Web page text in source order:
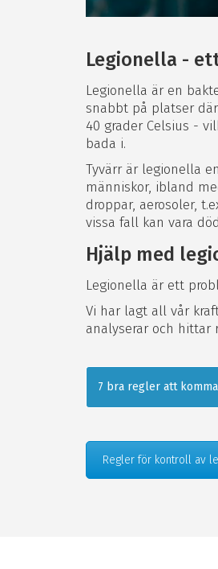
Legionella -
Legionella är en
snabbt på platser
40 grader Celsius -
bada i.
Tyvärr är legionella
människor, ibland
droppar, aerosoler,
vissa fall kan vara
Hjälp med
Legionella är ett
Vi har lagt all vår
analyserar och hittar
7 bra regler att
Regler för kontroll av